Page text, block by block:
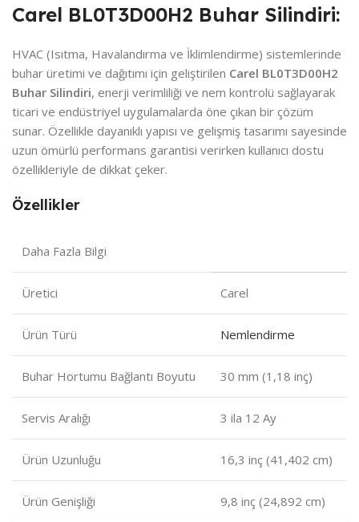
Carel BL0T3D00H2 Buhar Silindiri:
HVAC (Isıtma, Havalandırma ve İklimlendirme) sistemlerinde
buhar üretimi ve dağıtımı için geliştirilen Carel BL0T3D00H2
Buhar Silindiri, enerji verimliliği ve nem kontrolü sağlayarak
ticari ve endüstriyel uygulamalarda öne çıkan bir çözüm
sunar. Özellikle dayanıklı yapısı ve gelişmiş tasarımı sayesinde
uzun ömürlü performans garantisi verirken kullanıcı dostu
özellikleriyle de dikkat çeker.
Özellikler
Daha Fazla Bilgi
Üretici Carel
Ürün Türü Nemlendirme
Buhar Hortumu Bağlantı Boyutu 30 mm (1,18 inç)
Servis Aralığı 3 ila 12 Ay
Ürün Uzunluğu 16,3 inç (41,402 cm)
Ürün Genişliği 9,8 inç (24,892 cm)